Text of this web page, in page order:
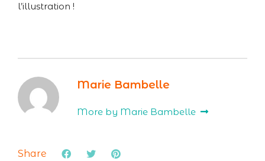
l’illustration !
Marie Bambelle
More by Marie Bambelle
Share